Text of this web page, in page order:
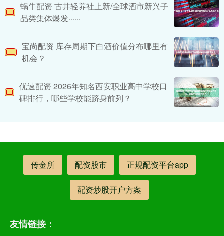
蜗牛配资 古井轻养社上新/全球酒市新兴子
品类集体爆发······
宝尚配资 库存周期下白酒价值分布哪里有
机会？
优速配资 2026年知名西安职业高中学校口
碑排行，哪些学校能跻身前列？
传金所 配资股市 正规配资平台app
配资炒股开户方案
友情链接：